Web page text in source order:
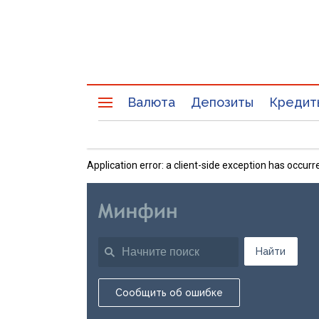
Валюта Депозиты
Application error: a client-side exception has
Найти
Сообщить об ошибке